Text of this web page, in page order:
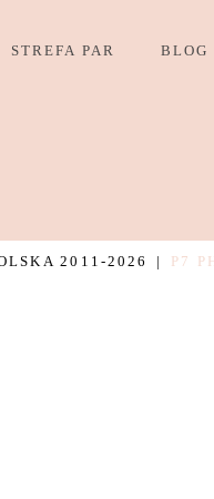
STREFA PAR BLOG
2011-2026 | P7